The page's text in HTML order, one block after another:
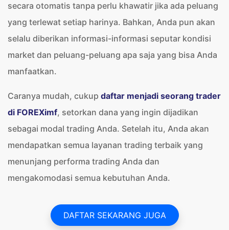
secara otomatis tanpa perlu khawatir jika ada peluang
yang terlewat setiap harinya. Bahkan, Anda pun akan
selalu diberikan informasi-informasi seputar kondisi
market dan peluang-peluang apa saja yang bisa Anda
manfaatkan.
Caranya mudah, cukup daftar menjadi seorang trader
di FOREXimf, setorkan dana yang ingin dijadikan
sebagai modal trading Anda. Setelah itu, Anda akan
mendapatkan semua layanan trading terbaik yang
menunjang performa trading Anda dan
mengakomodasi semua kebutuhan Anda.
DAFTAR SEKARANG JUGA